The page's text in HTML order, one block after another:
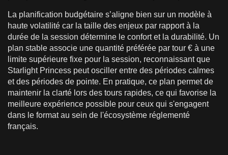
La planification budgétaire s’aligne bien sur un modèle à
haute volatilité car la taille des enjeux par rapport à la
durée de la session détermine le confort et la durabilité. Un
plan stable associe une quantité préférée par tour € à une
limite supérieure fixe pour la session, reconnaissant que
Starlight Princess peut osciller entre des périodes calmes
et des périodes de pointe. En pratique, ce plan permet de
maintenir la clarté lors des tours rapides, ce qui favorise la
meilleure expérience possible pour ceux qui s'engagent
dans le format au sein de l'écosystème réglementé
français.